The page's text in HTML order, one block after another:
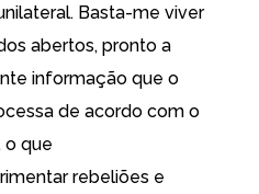
Basta-me viver
abertos, pronto a
informação que o
de acordo com o
o que
rebeliões e